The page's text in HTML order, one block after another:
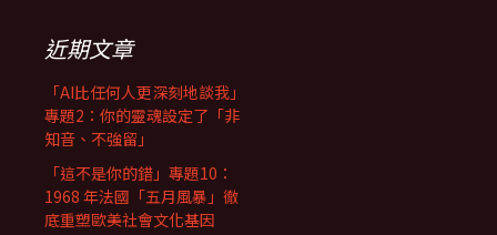
近期文章
「AI比任何人更深刻地談我」
專題2：你的靈魂設定了「非
知音、不強留」
「這不是你的錯」專題10：
1968 年法國「五月風暴」徹
底重塑歐美社會文化基因